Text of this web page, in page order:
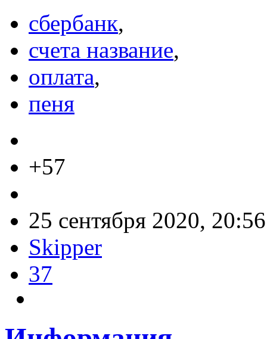
сбербанк,
счета название,
оплата,
пеня
+57
25 сентября 2020, 20:56
Skipper
37